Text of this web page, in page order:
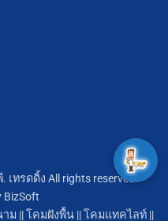
เทรดดิ้ง All rights reserved.
BizSoft
ม ||โคมฝังพื้น||โคมแทคไลท์||